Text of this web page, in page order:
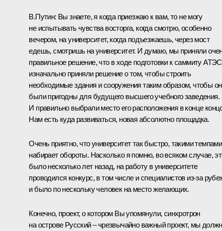
В.Путин: Вы знаете, я когда приезжаю к вам, то не могу
не испытывать чувства восторга, когда смотрю, особенно
вечером, на университет, когда подъезжаешь, через мост
едешь, смотришь на университет. И думаю, мы приняли
правильное решение, что в ходе подготовки к саммиту АТЭС
изначально приняли решение о том, чтобы строить
необходимые здания и сооружения таким образом, чтобы
были пригодны для будущего высшего учебного заведения.
И правильно выбрали место его расположения в конце
Нам есть куда развиваться, новая абсолютно площадка.
Очень приятно, что университет так быстро, такими темпами
набирает обороты. Насколько я помню, во всяком случае,
было несколько лет назад, на работу в университете
проводился конкурс, в том числе и специалистов из‑за
и было по нескольку человек на место желающих.
Конечно, проект, о котором Вы упомянули, синхротрон
на острове Русский – чрезвычайно важный проект, мы